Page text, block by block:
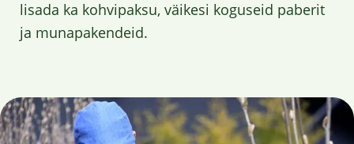
lisada ka kohvipaksu, väikesi koguseid paberit
ja munapakendeid.